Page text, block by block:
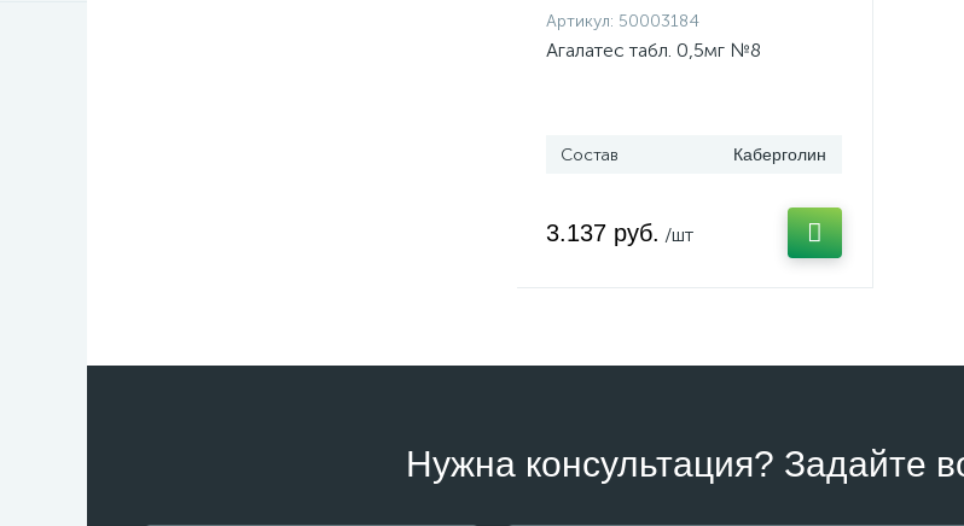
Артикул: 50003184
Агалатес табл. 0,5мг №8
Состав Каберголин
3.137 руб. /шт
Нужна консультация? Задайте